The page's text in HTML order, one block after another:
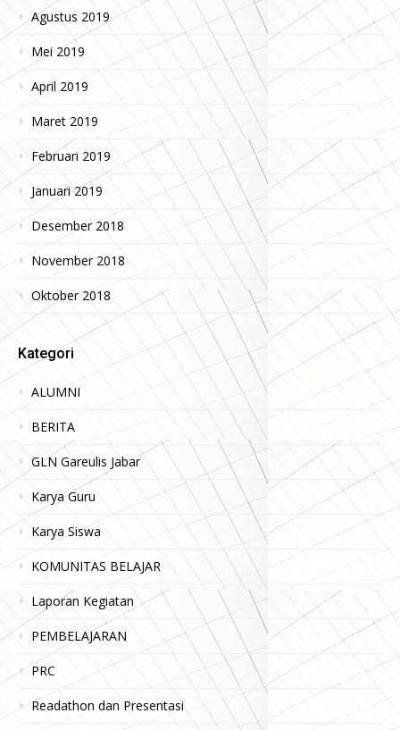
Agustus 2019
Mei 2019
April 2019
Maret 2019
Februari 2019
Januari 2019
Desember 2018
November 2018
Oktober 2018
Kategori
ALUMNI
BERITA
GLN Gareulis Jabar
Karya Guru
Karya Siswa
KOMUNITAS BELAJAR
Laporan Kegiatan
PEMBELAJARAN
PRC
Readathon dan Presentasi